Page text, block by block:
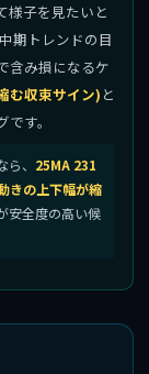
様子を見たいと
期トレンドの目
含み損になるケ
む収束サイン) と
す。
、 25MA 231
きの上下幅が縮
安全度の高い候